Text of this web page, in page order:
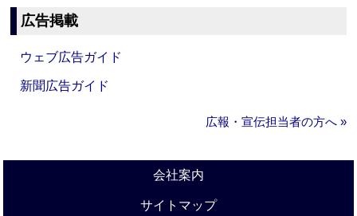
広告掲載
ウェブ広告ガイド
新聞広告ガイド
広報・宣伝担当者の方へ »
会社案内
サイトマップ